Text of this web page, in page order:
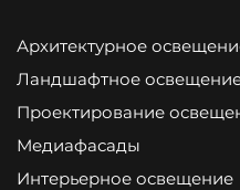
Архитектурное
Ландшафтное
Проектирование
Медиафасады
Интерьерное освещение